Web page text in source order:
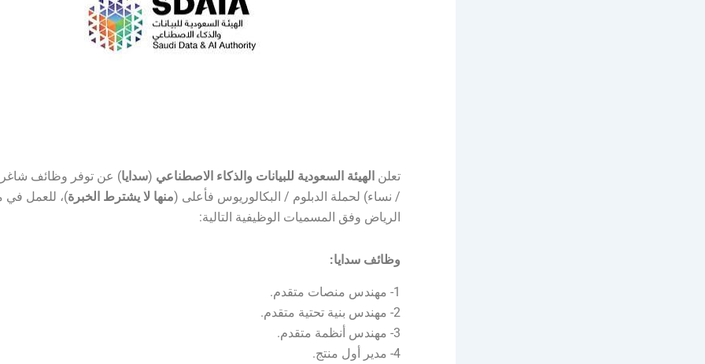
تعلن الهيئة السعودية للبيانات والذكاء الاصطناعي (سدايا) عن توفر وظائف
/ نساء) لحملة الدبلوم / البكالوريوس فأعلى (منها لا يشترط الخبرة)، للعمل في
الرياض وفق المسميات الوظيفية التالية:
وظائف سدايا:
1- مهندس منصات متقدم.
2- مهندس بنية تحتية متقدم.
3- مهندس أنظمة متقدم.
4- مدير أول منتج.